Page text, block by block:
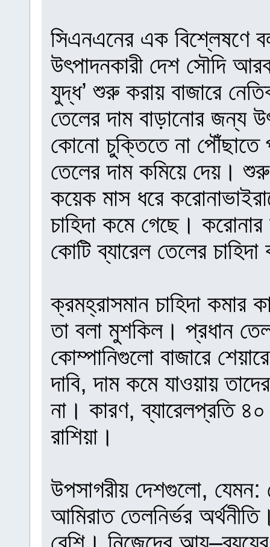
সিএনএনের এক বিশ্লেষণে
উৎপাদনকারী দেশ সৌদি
যুদ্ধ’ শুরু করায় বাজারে
তেলের দাম বাড়ানোর জন্য
কোনো চুক্তিতে না পৌঁছাতে
তেলের দাম কমিয়ে দেয়।
কয়েক মাস ধরে
চাহিদা কমে গেছে।
কোটি ব্যারেল তেলের
ক্রমহ্রাসমান চাহিদা কমার
তা বলা মুশকিল। প্রধান
কোম্পানিগুলো বাজারে
দাবি, দাম কমে যাওয়ায়
না। কারণ, ব্যারেলপ্রতি ৪০
রাশিয়া।
উপসাগরীয় দেশগুলো,
আমিরাত তেলনির্ভর